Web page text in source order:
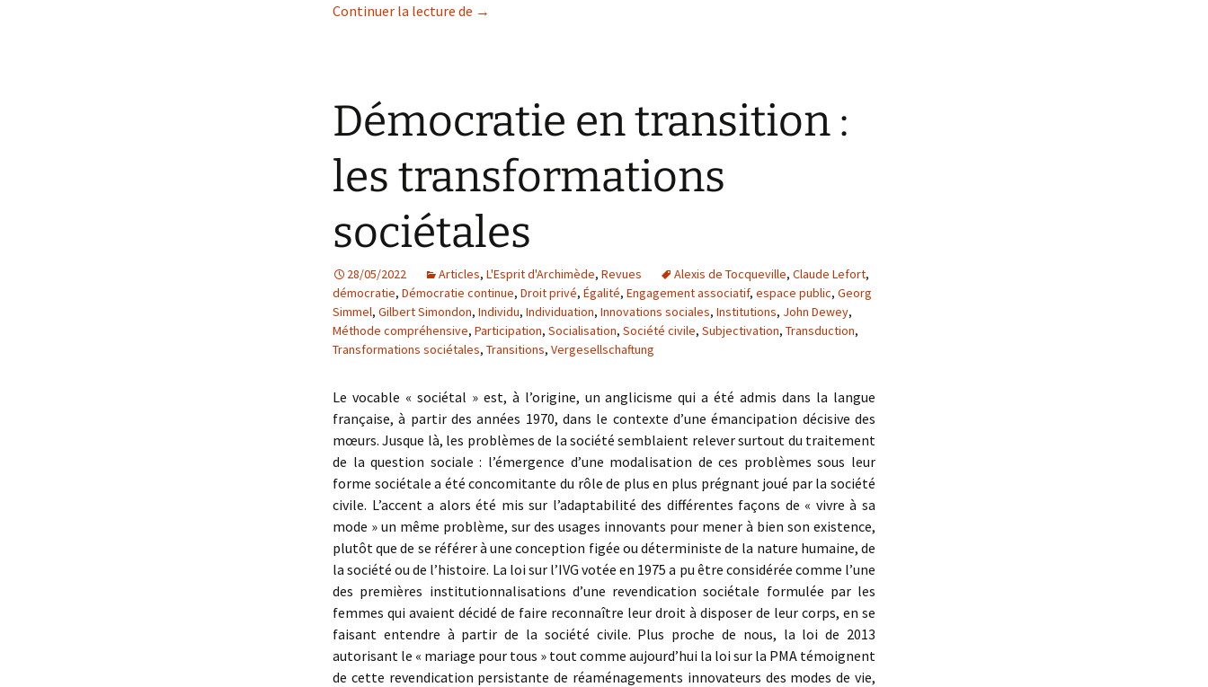
Continuer la lecture de Décivilisation ?
→
Démocratie en transition :
les transformations
sociétales
28/05/2022 Articles, L'Esprit d'Archimède, Revues Alexis de Tocqueville, Claude Lefort,
démocratie, Démocratie continue, Droit privé, Égalité, Engagement associatif, espace public, Georg
Simmel, Gilbert Simondon, Individu, Individuation, Innovations sociales, Institutions, John Dewey,
Méthode compréhensive, Participation, Socialisation, Société civile, Subjectivation, Transduction,
Transformations sociétales, Transitions, Vergesellschaftung
Le vocable « sociétal » est, à l’origine, un anglicisme qui a été admis dans la langue
française, à partir des années 1970, dans le contexte d’une émancipation décisive des
mœurs. Jusque là, les problèmes de la société semblaient relever surtout du traitement
de la question sociale : l’émergence d’une modalisation de ces problèmes sous leur
forme sociétale a été concomitante du rôle de plus en plus prégnant joué par la société
civile. L’accent a alors été mis sur l’adaptabilité des différentes façons de « vivre à sa
mode » un même problème, sur des usages innovants pour mener à bien son existence,
plutôt que de se référer à une conception figée ou déterministe de la nature humaine, de
la société ou de l’histoire. La loi sur l’IVG votée en 1975 a pu être considérée comme l’une
des premières institutionnalisations d’une revendication sociétale formulée par les
femmes qui avaient décidé de faire reconnaître leur droit à disposer de leur corps, en se
faisant entendre à partir de la société civile. Plus proche de nous, la loi de 2013
autorisant le « mariage pour tous » tout comme aujourd’hui la loi sur la PMA témoignent
de cette revendication persistante de réaménagements innovateurs des modes de vie,